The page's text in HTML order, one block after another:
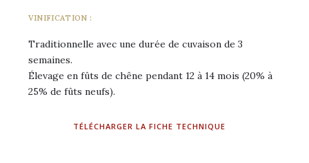
VINIFICATION :
Traditionnelle avec une durée de cuvaison de 3
semaines.
Élevage en fûts de chêne pendant 12 à 14 mois (20% à
25% de fûts neufs).
TÉLÉCHARGER LA FICHE TECHNIQUE